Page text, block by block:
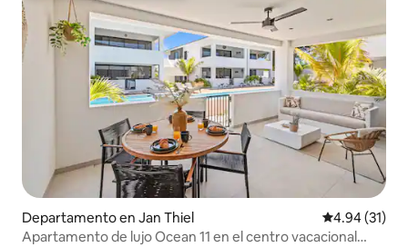
Departamento en Jan Thiel Calificación
4.94 (31)
Apartamento de lujo Ocean 11 en el centro vacacional